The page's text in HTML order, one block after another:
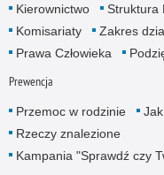
Kierownictwo
Struktura
Komisariaty
Zakres
Prawa Człowieka
Prewencja
Przemoc w rodzinie
Rzeczy znalezione
Kampania "Sprawdź czy